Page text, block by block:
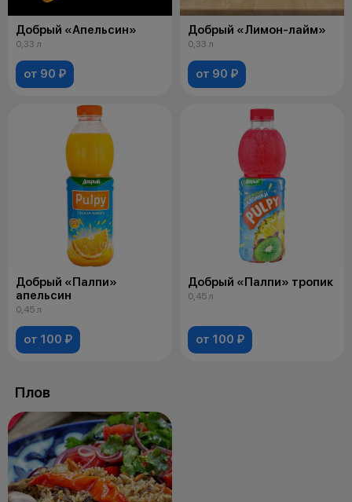
Добрый «Апельсин»
0,33 л
от 90 ₽
Добрый «Лимон-лайм»
0,33 л
от 90 ₽
Добрый «Палпи»
апельсин
0,45 л
от 100 ₽
Добрый «Палпи» тропик
0,45 л
от 100 ₽
Плов